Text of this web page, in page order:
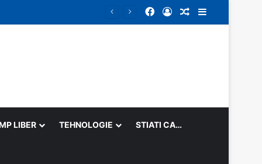
Facebook
Log InRandom Article
LIBER TEHNOLOGIE STIATI CA…